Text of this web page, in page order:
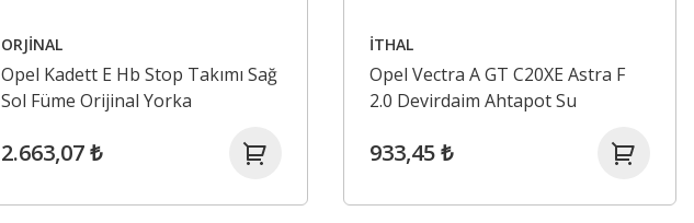
ORJİNAL
Opel Kadett E Hb Stop Takımı Sağ
Sol Füme Orijinal Yorka
2.663,07 ₺
İTHAL
Opel Vectra A GT C20XE Astra F
2.0 Devirdaim Ahtapot Su
933,45 ₺